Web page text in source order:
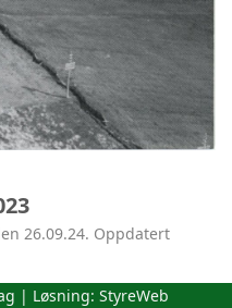
26.09.24. Oppdatert
| Løsning: StyreWeb